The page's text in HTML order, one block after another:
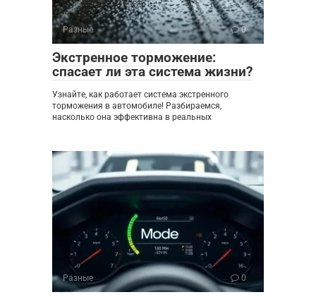
Разные 0
Экстренное торможение:
спасает ли эта система жизни?
Узнайте, как работает система экстренного
торможения в автомобиле! Разбираемся,
насколько она эффективна в реальных
Разные 0